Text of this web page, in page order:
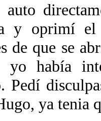
auto
y oprimí el
de que se
yo había
ya tenia